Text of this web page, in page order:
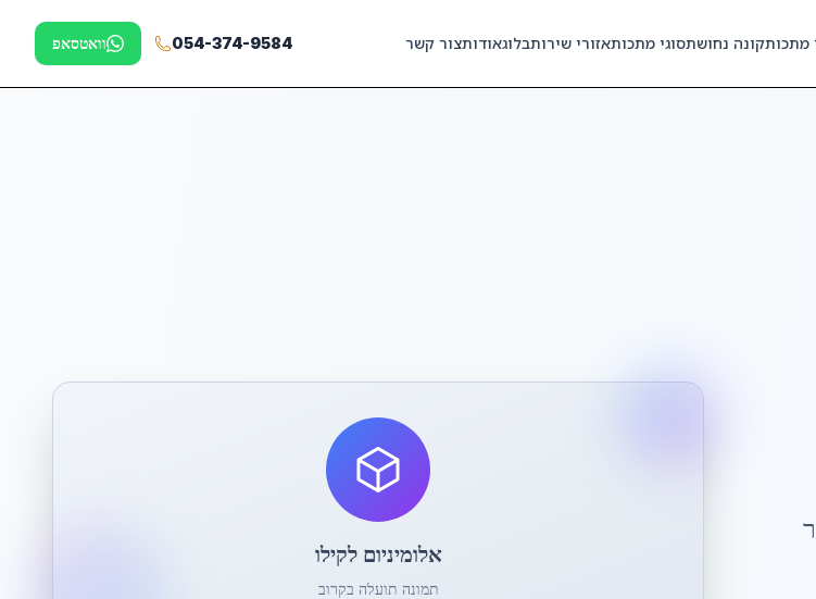
מתכותקונה נחושתסוגי מתכותאזורי שירותבלוגאודותצור קשר 054-374-9584 וואטסאפ
אלומיניום לקילו
תמונה תועלה בקרוב